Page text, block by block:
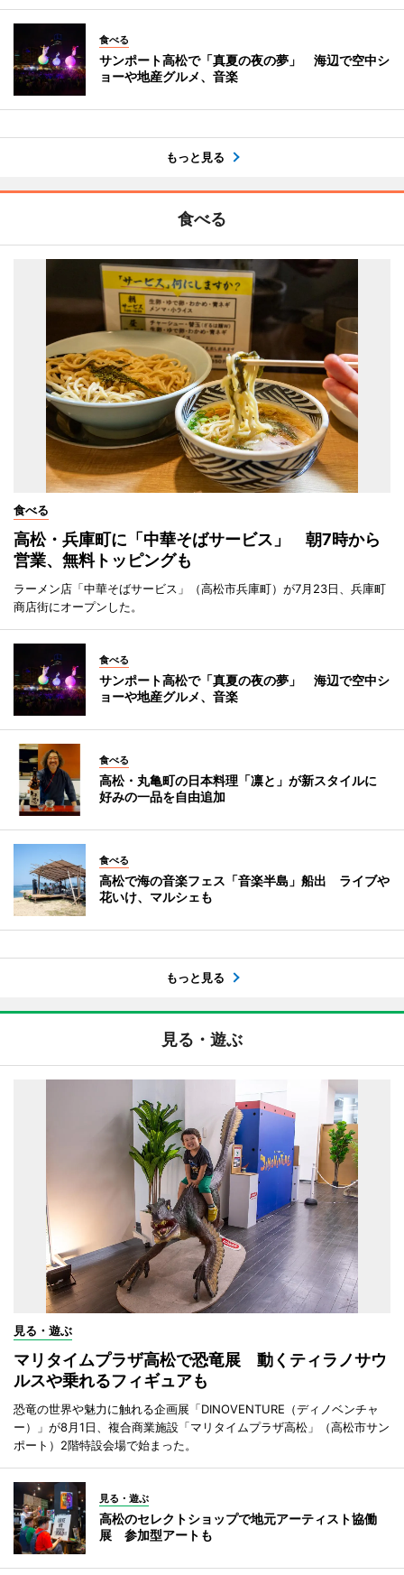
食べる
サンポート高松で「真夏の夜の夢」 海辺で空中シ
ョーや地産グルメ、音楽
もっと見る
食べる
食べる
高松・兵庫町に「中華そばサービス」 朝7時から
営業、無料トッピングも
ラーメン店「中華そばサービス」（高松市兵庫町）が7月23日、兵庫町
商店街にオープンした。
食べる
サンポート高松で「真夏の夜の夢」 海辺で空中シ
ョーや地産グルメ、音楽
食べる
高松・丸亀町の日本料理「凛と」が新スタイルに
好みの一品を自由追加
食べる
高松で海の音楽フェス「音楽半島」船出 ライブや
花いけ、マルシェも
もっと見る
見る・遊ぶ
見る・遊ぶ
マリタイムプラザ高松で恐竜展 動くティラノサウ
ルスや乗れるフィギュアも
恐竜の世界や魅力に触れる企画展「DINOVENTURE（ディノベンチャ
ー）」が8月1日、複合商業施設「マリタイムプラザ高松」（高松市サン
ポート）2階特設会場で始まった。
見る・遊ぶ
高松のセレクトショップで地元アーティスト協働
展 参加型アートも